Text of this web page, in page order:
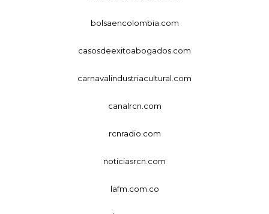
bolsaencolombia.com
casosdeexitoabogados.com
carnavalindustriacultural.com
canalrcn.com
rcnradio.com
noticiasrcn.com
lafm.com.co